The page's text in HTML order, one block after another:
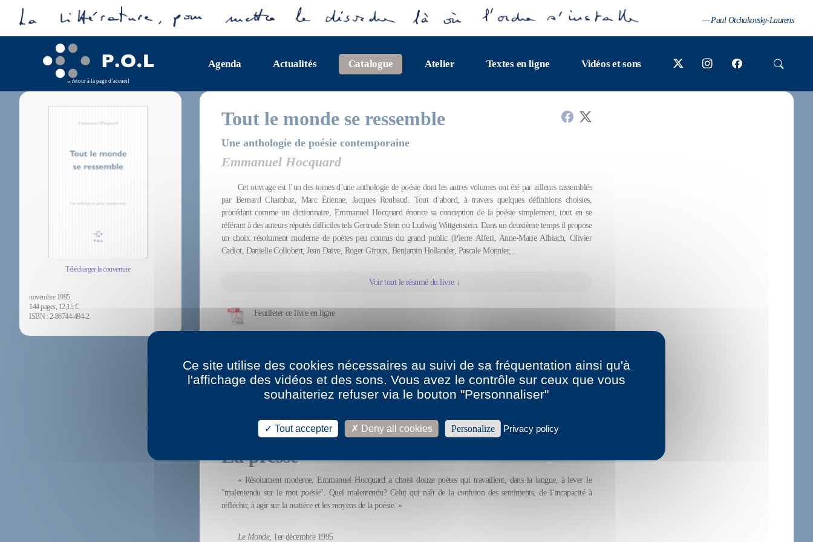
— Paul Otchakovsky-Laurens
retour à la page d’accueil
Agenda Actualités Catalogue Atelier Textes en ligne Vidéos et sons
Télécharger la couverture
novembre 1995
144 pages, 12,15 €
ISBN : 2-86744-494-2
Tout le monde se ressemble
Une anthologie de poésie contemporaine
Emmanuel Hocquard
Cet ouvrage est l’un des tomes d’une anthologie de poésie dont les autres volumes ont été par ailleurs rassemblés
par Bernard Chambaz, Marc Étienne, Jacques Roubaud. Tout d’abord, à travers quelques définitions choisies,
procédant comme un dictionnaire, Emmanuel Hocquard énonce sa conception de la poésie simplement, tout en se
référant à des auteurs réputés difficiles tels Gertrude Stein ou Ludwig Wittgenstein. Dans un deuxième temps il propose
un choix résolument moderne de poètes peu connus du grand public (Pierre Alferi, Anne-Marie Albiach, Olivier
Cadiot, Danielle Collobert, Jean Daive, Roger Giroux, Benjamin Hollander, Pascale Monnier,...
Voir tout le résumé du livre ↓
Feuilleter ce livre en ligne
La presse
« Résolument moderne, Emmanuel Hocquard a choisi douze poètes qui travaillent, dans la langue, à lever le
"malentendu sur le mot poésie". Quel malentendu? Celui qui naît de la confuion des sentiments, de l’incapacité à
réfléchir, à agir sur la matière et les moyens de la poésie. »
Le Monde, 1er décembre 1995
Ce site utilise des cookies nécessaires au suivi de sa fréquentation ainsi qu'à
l'affichage des vidéos et des sons. Vous avez le contrôle sur ceux que vous
souhaiteriez refuser via le bouton "Personnaliser"
Tout accepter Deny all cookies Personalize Privacy policy